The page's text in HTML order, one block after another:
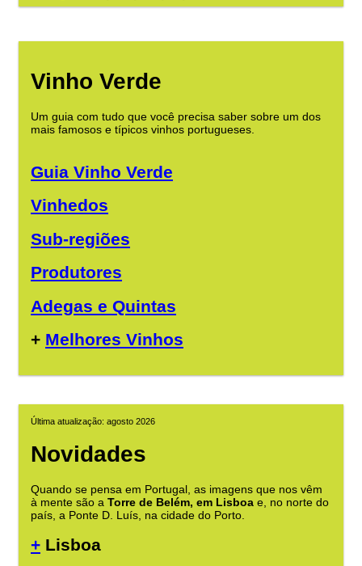
Vinho Verde
Um guia com tudo que você precisa saber sobre um dos
mais famosos e típicos vinhos portugueses.
Guia Vinho Verde
Vinhedos
Sub-regiões
Produtores
Adegas e Quintas
+ Melhores Vinhos
Última atualização: agosto 2026
Novidades
Quando se pensa em Portugal, as imagens que nos vêm
à mente são a Torre de Belém, em Lisboa e, no norte do
país, a Ponte D. Luís, na cidade do Porto.
+ Lisboa